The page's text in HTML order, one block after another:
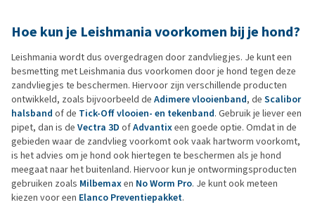
Hoe kun je Leishmania voorkomen bij je hond?
Leishmania wordt dus overgedragen door zandvliegjes. Je kunt een
besmetting met Leishmania dus voorkomen door je hond tegen deze
zandvliegjes te beschermen. Hiervoor zijn verschillende producten
ontwikkeld, zoals bijvoorbeeld de Adimere vlooienband, de Scalibor
halsband of de Tick-Off vlooien- en tekenband. Gebruik je liever een
pipet, dan is de Vectra 3D ofAdvantixeen goede optie. Omdat in de
gebieden waar de zandvlieg voorkomt ook vaak hartworm voorkomt,
is het advies om je hond ook hiertegen te beschermen als je hond
meegaat naar het buitenland. Hiervoor kun je ontwormingsproducten
gebruiken zoals Milbemaxen No Worm Pro. Je kunt ook meteen
kiezen voor een Elanco Preventiepakket.